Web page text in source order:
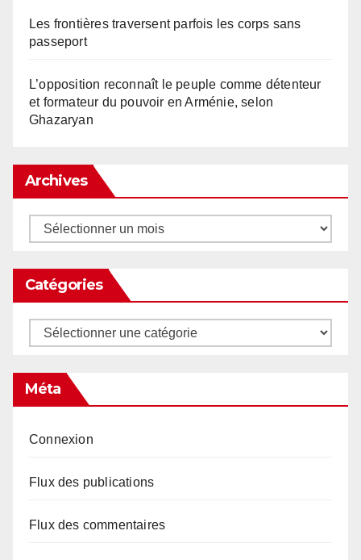
Les frontières traversent parfois les corps sans
passeport
L’opposition reconnaît le peuple comme détenteur
et formateur du pouvoir en Arménie, selon
Ghazaryan
Archives
Archives
Catégories
Catégories
Méta
Connexion
Flux des publications
Flux des commentaires